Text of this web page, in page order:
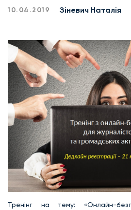
10.04.2019 Зіневич Наталія
Тренінг на тему: «Онлайн-